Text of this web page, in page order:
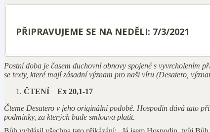
PŘIPRAVUJEME SE NA NEDĚLI: 7/3/2021
Postní doba je časem duchovní obnovy spojené s vyvrcholením
se texty, které mají zásadní význam pro naši víru (Desatero,
ČTENÍ Ex 20,1-17
Čteme Desatero v jeho originální podobě. Hospodin dává tato
podmínky, za kterých bude smlouva platit.